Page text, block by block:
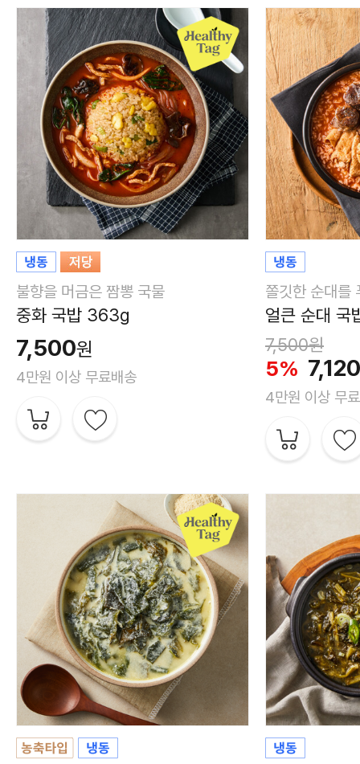
불향을 머금은 짬뽕 국물
중화 국밥 363g
7,500원
4만원 이상 무료배송
쫄깃한 순대를
얼큰 순대
7,500원
5% 7,120
4만원 이상 무